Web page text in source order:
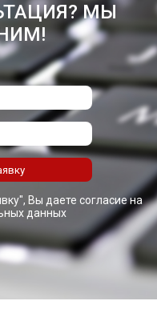
МЫ
Вы даете согласие на
данных